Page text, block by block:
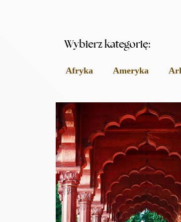
Wybierz kategorię:
Afryka Ameryka